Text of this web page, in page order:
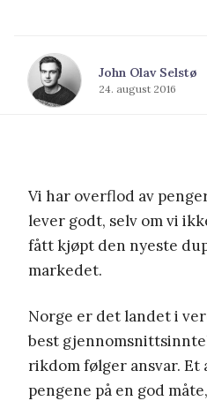
John Olav Selstø
24. august 2016
Vi har overflod av
lever godt, selv om vi
fått kjøpt den nyeste
markedet.
Norge er det landet i
best
rikdom følger ansvar. Et
pengene på en god